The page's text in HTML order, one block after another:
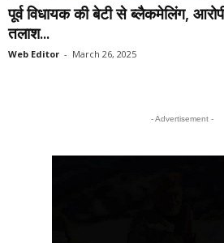
पूर्व विधायक की बेटी से ब्लैकमेलिंग,
तलाश...
Web Editor - March 26, 2025
- Advertisement -